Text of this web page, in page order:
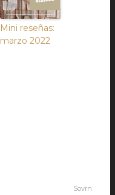
Mini reseñas:
marzo 2022
Sovrn